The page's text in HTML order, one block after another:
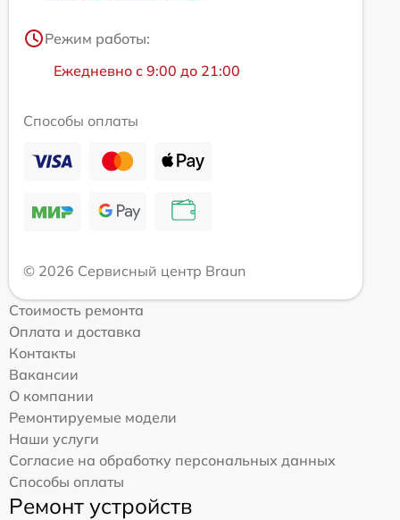
Режим работы:
Ежедневно с 9:00 до 21:00
Способы оплаты
© 2026 Сервисный центр Braun
Стоимость ремонта
Оплата и доставка
Контакты
Вакансии
О компании
Ремонтируемые модели
Наши услуги
Согласие на обработку персональных данных
Способы оплаты
Ремонт устройств